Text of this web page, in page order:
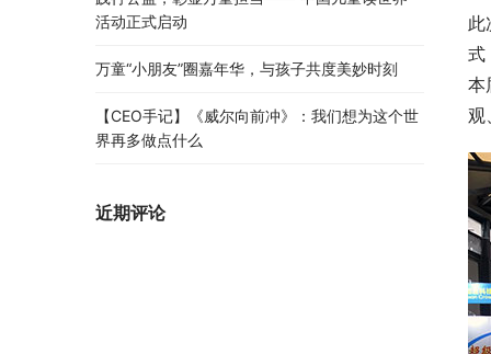
此
式
本
观
活动正式启动
万童“小朋友”圈嘉年华，与孩子共度美妙时刻
【CEO手记】《威尔向前冲》：我们想为这个世
界再多做点什么
近期评论